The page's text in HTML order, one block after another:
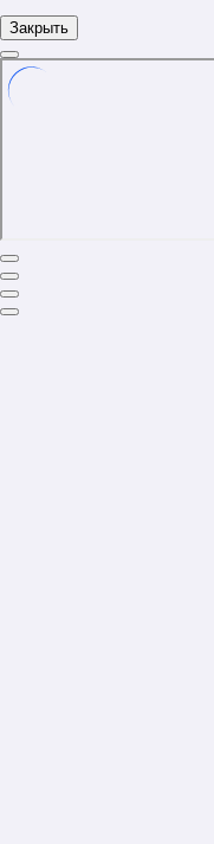
Закрыть